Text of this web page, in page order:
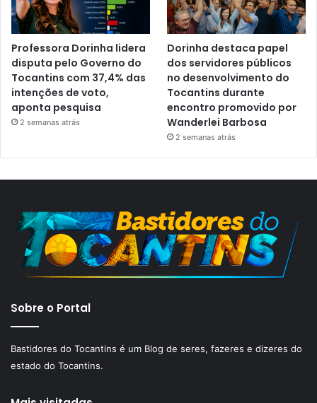
Professora Dorinha lidera
disputa pelo Governo do
Tocantins com 37,4% das
intenções de voto,
aponta pesquisa
2 semanas atrás
Dorinha destaca papel
dos servidores públicos
no desenvolvimento do
Tocantins durante
encontro promovido por
Wanderlei Barbosa
2 semanas atrás
Sobre o Portal
Bastidores do Tocantins é um Blog de seres, fazeres e dizeres do
estado do Tocantins.